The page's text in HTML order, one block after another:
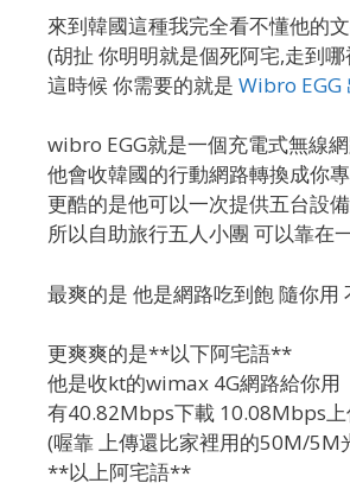
來到韓國這種我完全看不懂他的
(胡扯 你明明就是個死阿宅,走到
這時候 你需要的就是 Wibro EGG
wibro EGG就是一個充電式無線
他會收韓國的行動網路轉換成你
更酷的是他可以一次提供五台
所以自助旅行五人小團 可以靠在
最爽的是 他是網路吃到飽 隨你用
更爽爽的是**以下阿宅語**
他是收kt的wimax 4G網路給你用
有40.82Mbps下載 10.08Mbps上
(喔靠 上傳還比家裡用的50M/5M
**以上阿宅語**